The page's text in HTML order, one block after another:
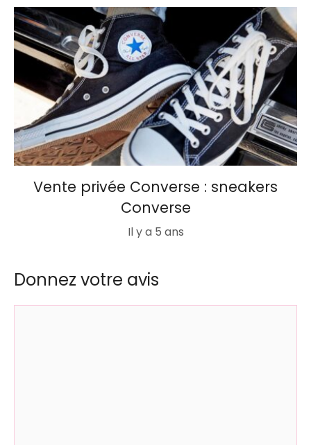
Vente privée Converse : sneakers
Converse
Il y a 5 ans
Donnez votre avis